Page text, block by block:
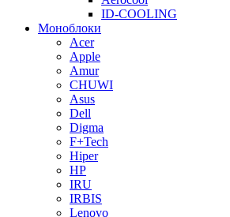
ID-COOLING
Моноблоки
Acer
Apple
Amur
CHUWI
Asus
Dell
Digma
F+Tech
Hiper
HP
IRU
IRBIS
Lenovo